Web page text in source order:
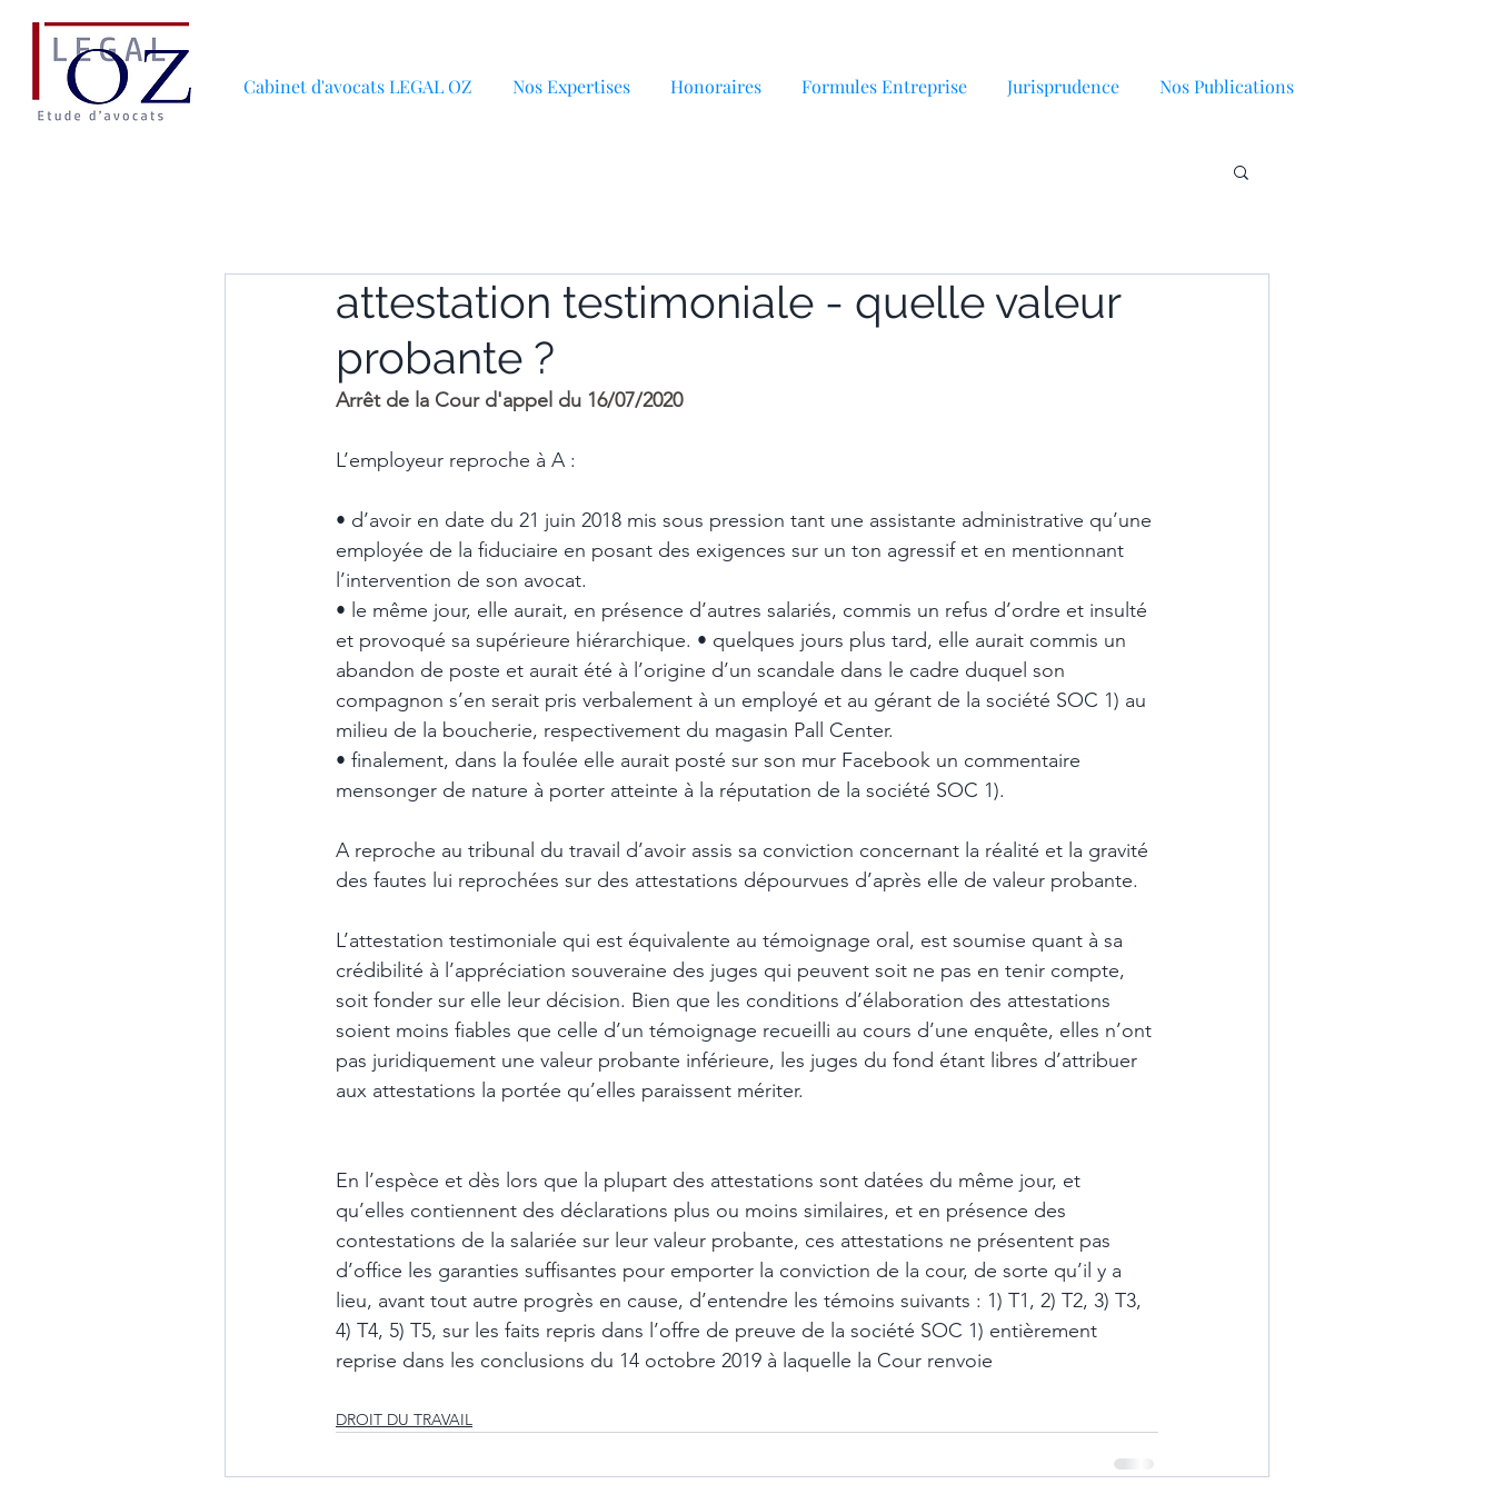
Cabinet d'avocats LEGAL OZ Nos Expertises Honoraires Formules Entreprise Jurisprudence Nos Publications
attestation testimoniale - quelle valeur
probante ?
Arrêt de la Cour d'appel du 16/07/2020
L’employeur reproche à A :
• d’avoir en date du 21 juin 2018 mis sous pression tant une assistante administrative qu’une
employée de la fiduciaire en posant des exigences sur un ton agressif et en mentionnant
l’intervention de son avocat.
• le même jour, elle aurait, en présence d’autres salariés, commis un refus d’ordre et insulté
et provoqué sa supérieure hiérarchique. • quelques jours plus tard, elle aurait commis un
abandon de poste et aurait été à l’origine d’un scandale dans le cadre duquel son
compagnon s’en serait pris verbalement à un employé et au gérant de la société SOC 1) au
milieu de la boucherie, respectivement du magasin Pall Center.
• finalement, dans la foulée elle aurait posté sur son mur Facebook un commentaire
mensonger de nature à porter atteinte à la réputation de la société SOC 1).
A reproche au tribunal du travail d’avoir assis sa conviction concernant la réalité et la gravité
des fautes lui reprochées sur des attestations dépourvues d’après elle de valeur probante.
L’attestation testimoniale qui est équivalente au témoignage oral, est soumise quant à sa
crédibilité à l’appréciation souveraine des juges qui peuvent soit ne pas en tenir compte,
soit fonder sur elle leur décision. Bien que les conditions d’élaboration des attestations
soient moins fiables que celle d’un témoignage recueilli au cours d’une enquête, elles n’ont
pas juridiquement une valeur probante inférieure, les juges du fond étant libres d’attribuer
aux attestations la portée qu’elles paraissent mériter.
En l’espèce et dès lors que la plupart des attestations sont datées du même jour, et
qu’elles contiennent des déclarations plus ou moins similaires, et en présence des
contestations de la salariée sur leur valeur probante, ces attestations ne présentent pas
d’office les garanties suffisantes pour emporter la conviction de la cour, de sorte qu’il y a
lieu, avant tout autre progrès en cause, d’entendre les témoins suivants : 1) T1, 2) T2, 3) T3,
4) T4, 5) T5, sur les faits repris dans l’offre de preuve de la société SOC 1) entièrement
reprise dans les conclusions du 14 octobre 2019 à laquelle la Cour renvoie
DROIT DU TRAVAIL